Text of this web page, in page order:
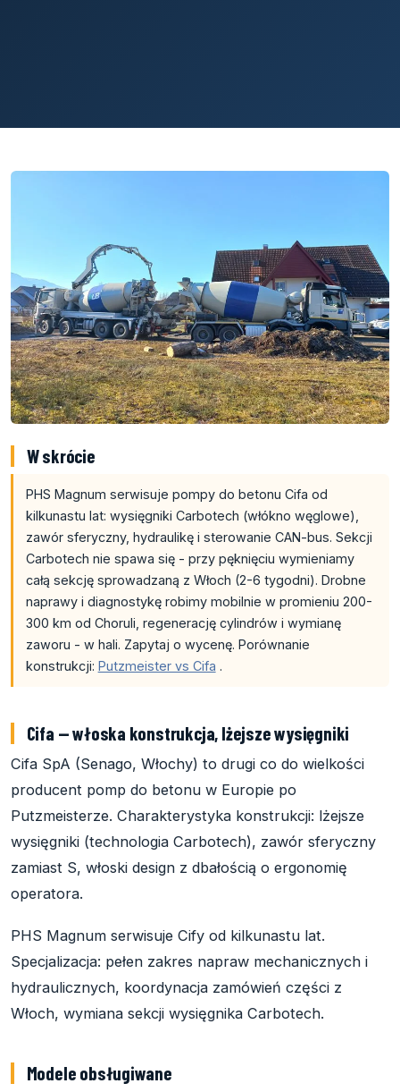
W skrócie
PHS Magnum serwisuje pompy do betonu Cifa od
kilkunastu lat: wysięgniki Carbotech (włókno węglowe),
zawór sferyczny, hydraulikę i sterowanie CAN-bus. Sekcji
Carbotech nie spawa się - przy pęknięciu wymieniamy
całą sekcję sprowadzaną z Włoch (2-6 tygodni). Drobne
naprawy i diagnostykę robimy mobilnie w promieniu 200-
300 km od Choruli, regenerację cylindrów i wymianę
zaworu - w hali. Zapytaj o wycenę. Porównanie
konstrukcji: Putzmeister vs Cifa .
Cifa — włoska konstrukcja, lżejsze wysięgniki
Cifa SpA (Senago, Włochy) to drugi co do wielkości
producent pomp do betonu w Europie po
Putzmeisterze. Charakterystyka konstrukcji: lżejsze
wysięgniki (technologia Carbotech), zawór sferyczny
zamiast S, włoski design z dbałością o ergonomię
operatora.
PHS Magnum serwisuje Cify od kilkunastu lat.
Specjalizacja: pełen zakres napraw mechanicznych i
hydraulicznych, koordynacja zamówień części z
Włoch, wymiana sekcji wysięgnika Carbotech.
Modele obsługiwane